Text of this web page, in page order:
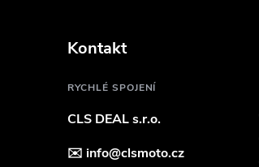
Kontakt
RYCHLÉ SPOJENÍ
CLS DEAL s.r.o.
✉️ info@clsmoto.cz